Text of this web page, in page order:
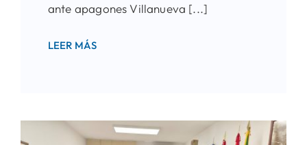
ante apagones Villanueva [...]
LEER MÁS